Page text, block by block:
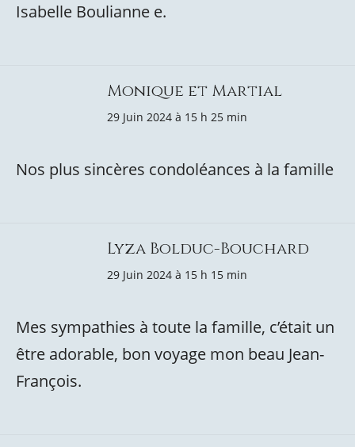
Isabelle Boulianne e.
Monique et Martial
29 Juin 2024 à 15 h 25 min
Nos plus sincères condoléances à la famille
Lyza Bolduc-Bouchard
29 Juin 2024 à 15 h 15 min
Mes sympathies à toute la famille, c’était un
être adorable, bon voyage mon beau Jean-
François.